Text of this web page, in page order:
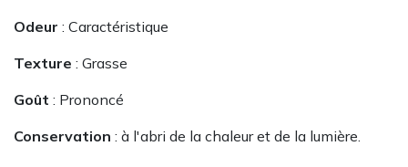
Odeur : Caractéristique
Texture : Grasse
Goût : Prononcé
Conservation : à l'abri de la chaleur et de la lumière.